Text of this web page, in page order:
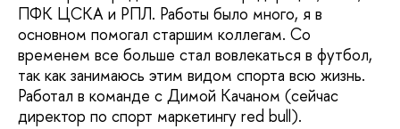
ПФК ЦСКА и РПЛ. Работы было много, я в
основном помогал старшим коллегам. Со
временем все больше стал вовлекаться в футбол,
так как занимаюсь этим видом спорта всю жизнь.
Работал в команде с Димой Качаном (сейчас
директор по спорт маркетингу red bull).